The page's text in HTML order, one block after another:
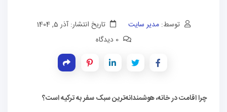
توسط: مدیر سایت
تاریخ انتشار: آذر 5, 1404
چرا اقامت در خانه، هوشمندانه‌ترین سبک سفر به ترکیه است؟